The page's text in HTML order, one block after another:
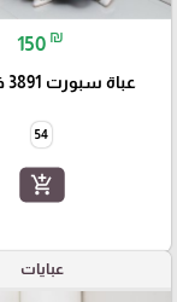
150 ₪
عباة سبورت 3891 فستقي
54
add_shopping_cart
عبايات